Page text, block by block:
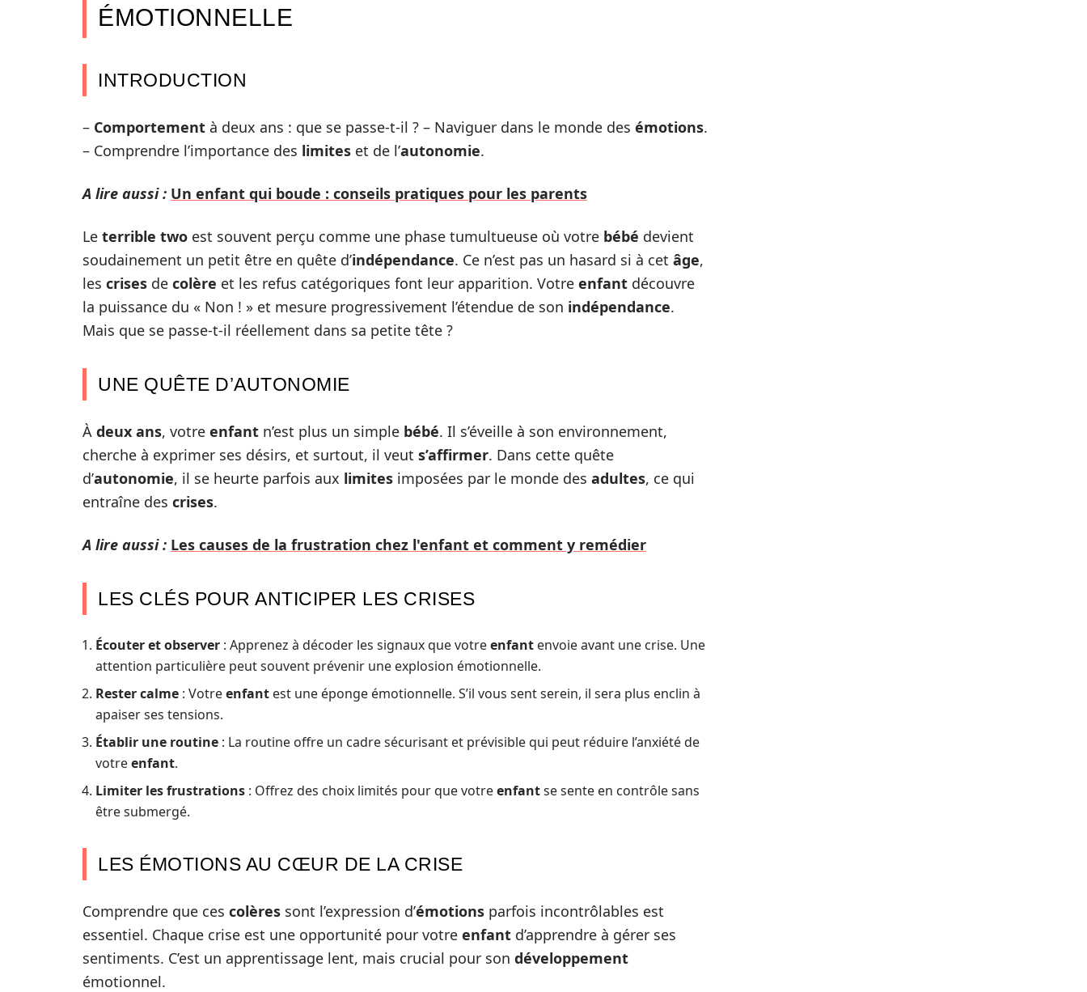
ÉMOTIONNELLE
INTRODUCTION
– Comportement à deux ans : que se passe-t-il ? – Naviguer dans le monde des émotions.
– Comprendre l’importance des limites et de l’autonomie.
A lire aussi : Un enfant qui boude : conseils pratiques pour les parents
Le terrible two est souvent perçu comme une phase tumultueuse où votre bébé devient
soudainement un petit être en quête d’indépendance. Ce n’est pas un hasard si à cet âge,
les crises de colère et les refus catégoriques font leur apparition. Votre enfant découvre
la puissance du « Non ! » et mesure progressivement l’étendue de son indépendance.
Mais que se passe-t-il réellement dans sa petite tête ?
UNE QUÊTE D’AUTONOMIE
À deux ans, votre enfant n’est plus un simple bébé. Il s’éveille à son environnement,
cherche à exprimer ses désirs, et surtout, il veut s’affirmer. Dans cette quête
d’autonomie, il se heurte parfois aux limites imposées par le monde des adultes, ce qui
entraîne des crises.
A lire aussi : Les causes de la frustration chez l'enfant et comment y remédier
LES CLÉS POUR ANTICIPER LES CRISES
Écouter et observer : Apprenez à décoder les signaux que votreenfant envoie avant une crise. Une
attention particulière peut souvent prévenir une explosion émotionnelle.
Rester calme : Votreenfant est une éponge émotionnelle. S’il vous sent serein, il sera plus enclin à
apaiser ses tensions.
Établir une routine : La routine offre un cadre sécurisant et prévisible qui peut réduire l’anxiété de
votreenfant.
Limiter les frustrations : Offrez des choix limités pour que votreenfantse sente en contrôle sans
être submergé.
LES ÉMOTIONS AU CŒUR DE LA CRISE
Comprendre que ces colères sont l’expression d’émotions parfois incontrôlables est
essentiel. Chaque crise est une opportunité pour votre enfant d’apprendre à gérer ses
sentiments. C’est un apprentissage lent, mais crucial pour son développement
émotionnel.